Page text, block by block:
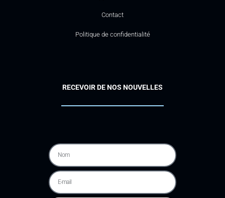
Contact
Politique de confidentialité
RECEVOIR DE NOS NOUVELLES